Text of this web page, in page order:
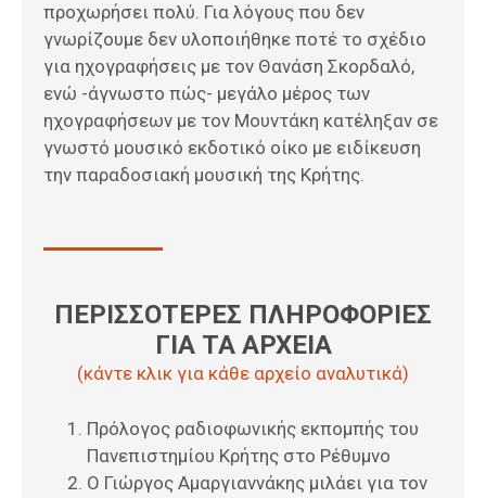
προχωρήσει πολύ. Για λόγους που δεν
γνωρίζουμε δεν υλοποιήθηκε ποτέ το σχέδιο
για ηχογραφήσεις με τον Θανάση Σκορδαλό,
ενώ -άγνωστο πώς- μεγάλο μέρος των
ηχογραφήσεων με τον Μουντάκη κατέληξαν σε
γνωστό μουσικό εκδοτικό οίκο με ειδίκευση
την παραδοσιακή μουσική της Κρήτης.
ΠΕΡΙΣΣΟΤΕΡΕΣ ΠΛΗΡΟΦΟΡΙΕΣ
ΓΙΑ ΤΑ ΑΡΧΕΙΑ
(κάντε κλικ για κάθε αρχείο αναλυτικά)
Πρόλογος ραδιοφωνικής εκπομπής του
Πανεπιστημίου Κρήτης στο Ρέθυμνο
Ο Γιώργος Αμαργιαννάκης μιλάει για τον